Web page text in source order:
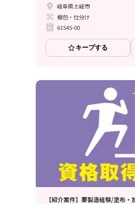
岐阜県土岐市
梱包・仕分け
61545-00
キープする
【紹介案件】要製造経験/塗布